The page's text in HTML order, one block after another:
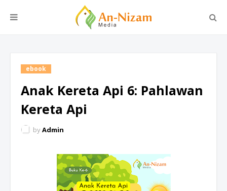
ebook
Anak Kereta Api 6: Pahlawan
Kereta Api
byAdmin